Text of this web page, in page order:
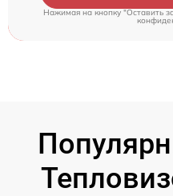
Нажимая на кнопку "Оставить